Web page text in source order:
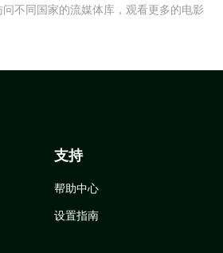
不同国家的流媒体库，观看更多的电影
支持
帮助中心
设置指南